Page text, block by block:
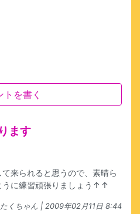
トを書く
ます
来られると思うので、素晴ら
うに練習頑張りましょう↑↑
たくちゃん | 2009年02月11日 8:44